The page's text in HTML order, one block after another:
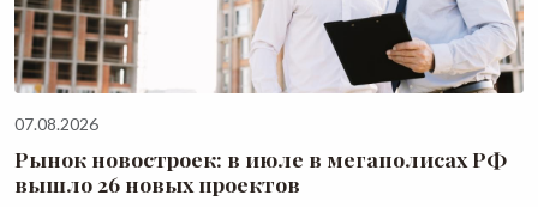
07.08.2026
Рынок новостроек: в июле в мегаполисах РФ
вышло 26 новых проектов